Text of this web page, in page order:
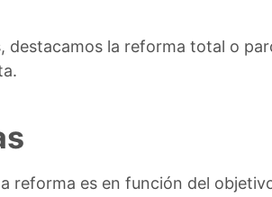
destacamos la reforma total o
reforma es en función del